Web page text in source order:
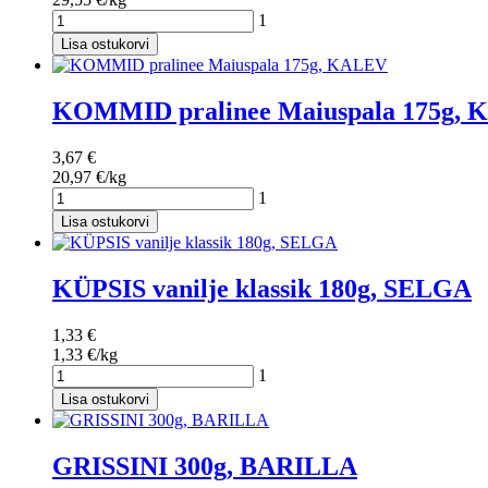
1
Lisa ostukorvi
KOMMID pralinee Maiuspala 175g,
3,67 €
20,97 €/kg
1
Lisa ostukorvi
KÜPSIS vanilje klassik 180g, SELGA
1,33 €
1,33 €/kg
1
Lisa ostukorvi
GRISSINI 300g, BARILLA